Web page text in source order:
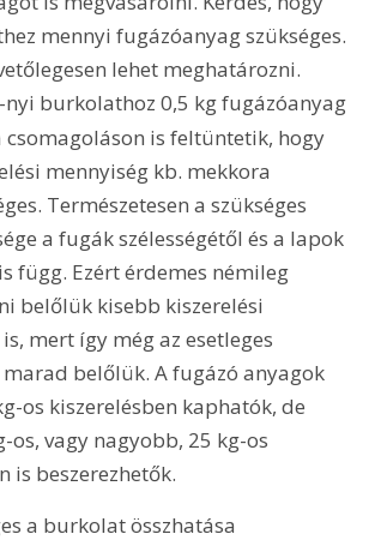
mennyi fugázóanyag szükséges.
lehet meghatározni.
-nyi burkolathoz 0,5 kg fugázóanyag
csomagoláson is feltüntetik, hogy
mennyiség kb. mekkora
Természetesen a szükséges
a fugák szélességétől és a lapok
függ. Ezért érdemes némileg
belőlük kisebb kiszerelési
mert így még az esetleges
belőlük. A fugázó anyagok
os kiszerelésben kaphatók, de
os, vagy nagyobb, 25 kg-os
is beszerezhetők.
a burkolat összhatása